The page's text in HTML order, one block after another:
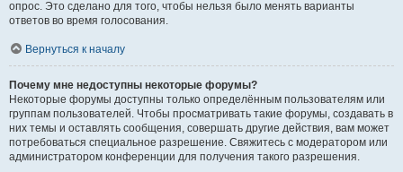
опрос. Это сделано для того, чтобы нельзя было менять варианты
ответов во время голосования.
Вернуться к началу
Почему мне недоступны некоторые форумы?
Некоторые форумы доступны только определённым пользователям или
группам пользователей. Чтобы просматривать такие форумы, создавать в
них темы и оставлять сообщения, совершать другие действия, вам может
потребоваться специальное разрешение. Свяжитесь с модератором или
администратором конференции для получения такого разрешения.